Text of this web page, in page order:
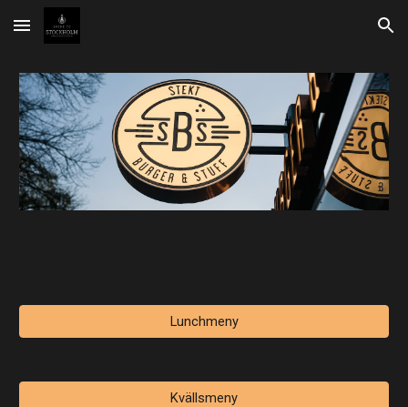
Skip to main content Skip to navigation
Lunchmeny
Kvällsmeny